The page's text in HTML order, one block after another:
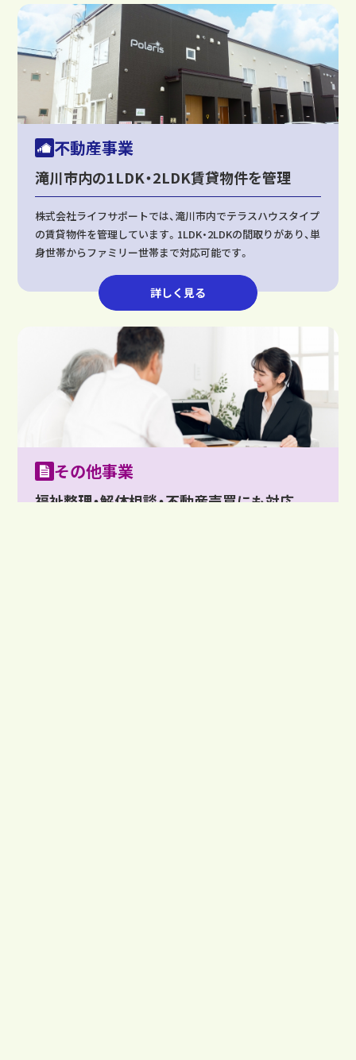
不動産事業
滝川市内の1LDK・2LDK賃貸物件を管理
株式会社ライフサポートでは、滝川市内でテラスハウスタイプ
の賃貸物件を管理しています。1LDK・2LDKの間取りがあり、単
身世帯からファミリー世帯まで対応可能です。
詳しく見る
その他事業
福祉整理・解体相談・不動産売買にも対応